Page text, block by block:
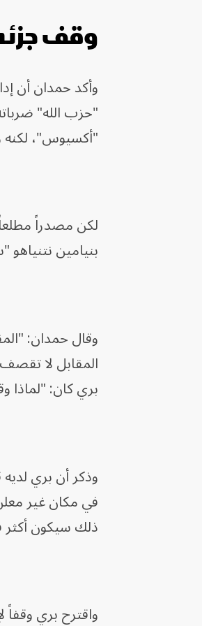
وقف
وأكد حمدان أن
"حزب الله"
"أكسيوس"،
لكن مصدراً مطلعاً
بنيامين
وقال حمدان:
المقابل لا
بري كان:
وذكر أن بري
في مكان غير
ذلك سيكون أكثر
واقترح بري وقفاً